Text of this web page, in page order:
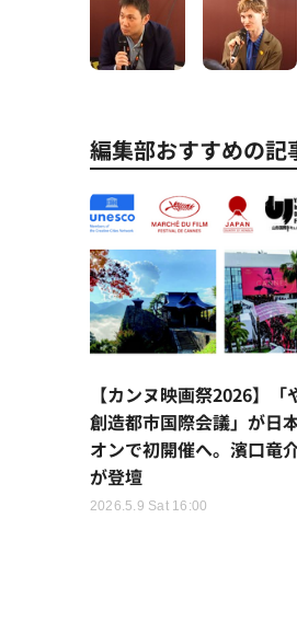
編集部おすすめの記
【カンヌ映画祭2026】「
創造都市国際会議」が日
オンで初開催へ。濱口竜
が登壇
2026.5.9 Sat 16:00